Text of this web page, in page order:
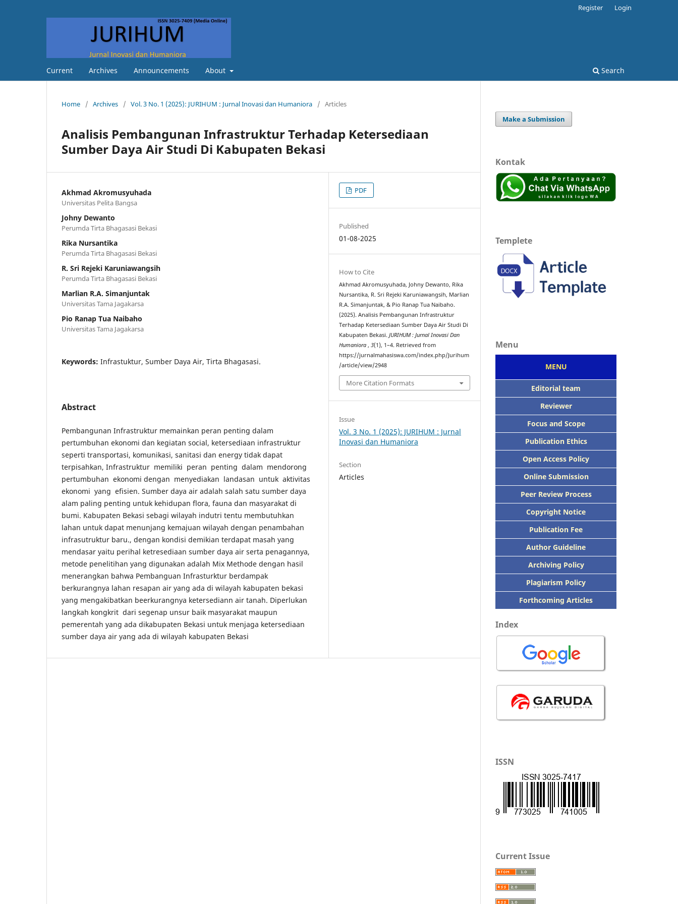
Current Archives Announcements About Search
Register Login
Home / Archives / Vol. 3 No. 1 (2025): JURIHUM : Jurnal Inovasi dan Humaniora / Articles
Analisis Pembangunan Infrastruktur Terhadap Ketersediaan
Sumber Daya Air Studi Di Kabupaten Bekasi
Akhmad Akromusyuhada
Universitas Pelita Bangsa
Johny Dewanto
Perumda Tirta Bhagasasi Bekasi
Rika Nursantika
Perumda Tirta Bhagasasi Bekasi
R. Sri Rejeki Karuniawangsih
Perumda Tirta Bhagasasi Bekasi
Marlian R.A. Simanjuntak
Universitas Tama Jagakarsa
Pio Ranap Tua Naibaho
Universitas Tama Jagakarsa
Keywords: Infrastuktur, Sumber Daya Air, Tirta Bhagasasi.
Abstract
Pembangunan Infrastruktur memainkan peran penting dalam
pertumbuhan ekonomi dan kegiatan social, ketersediaan infrastruktur
seperti transportasi, komunikasi, sanitasi dan energy tidak dapat
terpisahkan, Infrastruktur memiliki peran penting dalam mendorong
pertumbuhan ekonomi dengan menyediakan landasan untuk aktivitas
ekonomi yang efisien. Sumber daya air adalah salah satu sumber daya
alam paling penting untuk kehidupan flora, fauna dan masyarakat di
bumi. Kabupaten Bekasi sebagi wilayah indutri tentu membutuhkan
lahan untuk dapat menunjang kemajuan wilayah dengan penambahan
infrasutruktur baru., dengan kondisi demikian terdapat masah yang
mendasar yaitu perihal ketresediaan sumber daya air serta penagannya,
metode penelitihan yang digunakan adalah Mix Methode dengan hasil
menerangkan bahwa Pembanguan Infrasturktur berdampak
berkurangnya lahan resapan air yang ada di wilayah kabupaten bekasi
yang mengakibatkan beerkurangnya ketersediann air tanah. Diperlukan
langkah kongkrit dari segenap unsur baik masyarakat maupun
pemerentah yang ada dikabupaten Bekasi untuk menjaga ketersediaan
sumber daya air yang ada di wilayah kabupaten Bekasi
PDF
Published
01-08-2025
How to Cite
Akhmad Akromusyuhada, Johny Dewanto, Rika
Nursantika, R. Sri Rejeki Karuniawangsih, Marlian
R.A. Simanjuntak, & Pio Ranap Tua Naibaho.
(2025). Analisis Pembangunan Infrastruktur
Terhadap Ketersediaan Sumber Daya Air Studi Di
Kabupaten Bekasi.JURIHUM : Jurnal Inovasi Dan
Humaniora,3(1), 1–4. Retrieved from
https://jurnalmahasiswa.com/index.php/Jurihum
/article/view/2948
More Citation Formats
Issue
Vol. 3 No. 1 (2025): JURIHUM : Jurnal
Inovasi dan Humaniora
Section
Articles
Make a Submission
Kontak
Templete
Menu
MENU
Editorial team
Reviewer
Focus and Scope
Publication Ethics
Open Access Policy
Online Submission
Peer Review Process
Copyright Notice
Publication Fee
Author Guideline
Archiving Policy
Plagiarism Policy
Forthcoming Articles
Index
ISSN
Current Issue